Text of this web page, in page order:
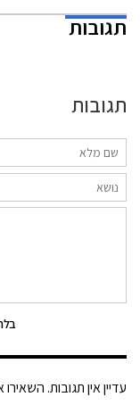
תגובות
תגובות
עדיין אין תגובות.